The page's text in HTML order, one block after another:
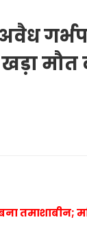
मौत
तमाशाबीन;